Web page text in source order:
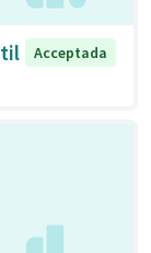
Acceptada